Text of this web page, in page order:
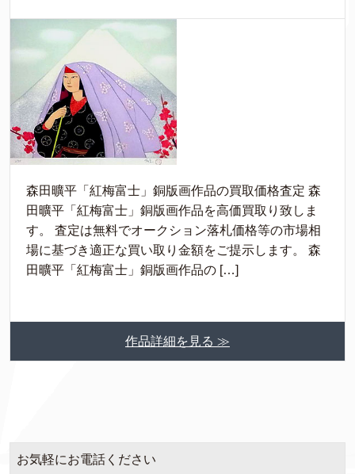
森田曠平「紅梅富士」銅版画作品の買取価格査定 森
田曠平「紅梅富士」銅版画作品を高価買取り致しま
す。 査定は無料でオークション落札価格等の市場相
場に基づき適正な買い取り金額をご提示します。 森
田曠平「紅梅富士」銅版画作品の […]
作品詳細を見る ≫
お気軽にお電話ください